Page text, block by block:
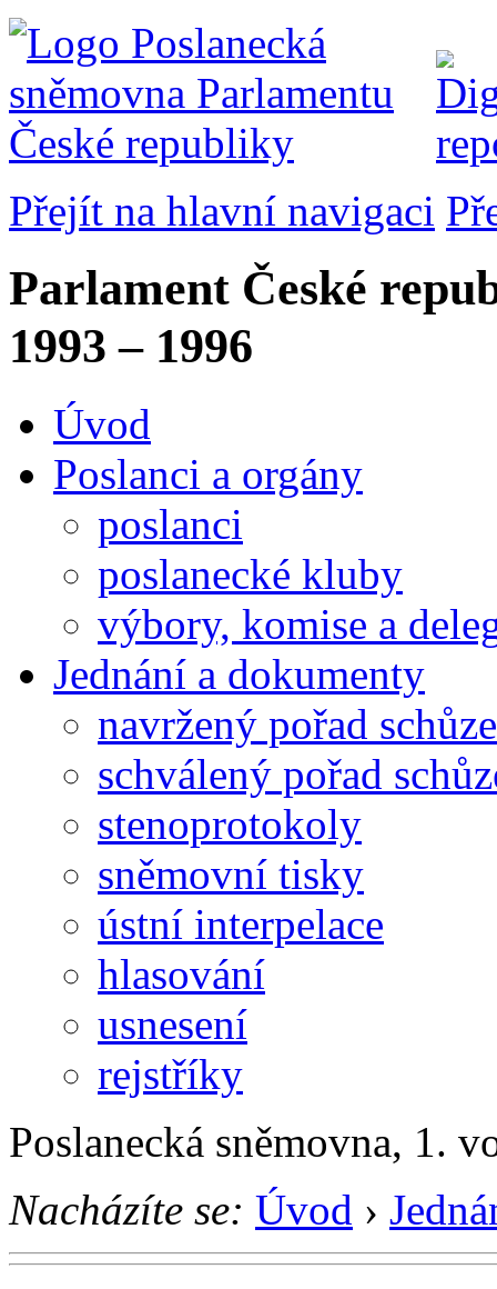
Přejít na hlavní navigaci
Parlament České
1993 – 1996
Úvod
Poslanci a orgány
poslanci
poslanecké kluby
výbory, komise a
Jednání a dokumenty
navržený pořad schůze
schválený pořad
stenoprotokoly
sněmovní tisky
ústní interpelace
hlasování
usnesení
rejstříky
Poslanecká sněmovna, 1.
Nacházíte se: Úvod ›